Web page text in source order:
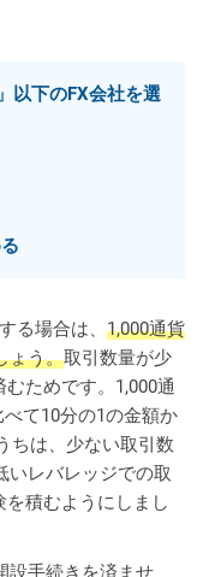
以下のFX会社を選
る場合は、 1,000通貨
ょう。取引数量が少
ためです。1,000通
て10分の1の金額か
ちは、少ない取引数
いレバレッジでの取
積むようにしまし
設手続きを済ませ